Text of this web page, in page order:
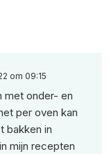
om 09:15
met onder- en
per oven kan
bakken in
mijn recepten